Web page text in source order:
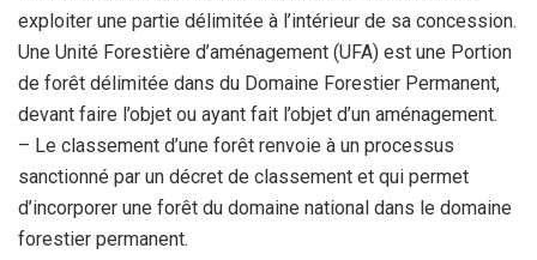
exploiter une partie délimitée à l’intérieur de sa concession.
Une Unité Forestière d’aménagement (UFA) est une Portion
de forêt délimitée dans du Domaine Forestier Permanent,
devant faire l’objet ou ayant fait l’objet d’un aménagement.
– Le classement d’une forêt renvoie à un processus
sanctionné par un décret de classement et qui permet
d’incorporer une forêt du domaine national dans le domaine
forestier permanent.